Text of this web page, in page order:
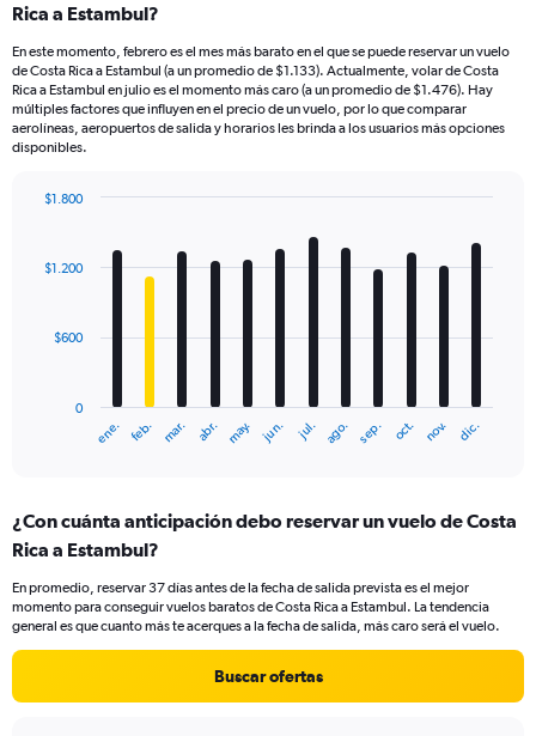
Rica a Estambul?
En este momento, febrero es el mes más barato en el que se puede reservar un vuelo
de Costa Rica a Estambul (a un promedio de $1.133). Actualmente, volar de Costa
Rica a Estambul en julio es el momento más caro (a un promedio de $1.476). Hay
múltiples factores que influyen en el precio de un vuelo, por lo que comparar
aerolíneas, aeropuertos de salida y horarios les brinda a los usuarios más opciones
disponibles.
with
12
The
Range:
12
The
chart
axis
ene. feb. mar. abr. may. jun. jul. ago. sep. oct. nov. dic.
0
$600
$1.200
$1.800
¿Con cuánta anticipación debo reservar un vuelo de Costa
Rica a Estambul?
En promedio, reservar 37 días antes de la fecha de salida prevista es el mejor
momento para conseguir vuelos baratos de Costa Rica a Estambul. La tendencia
general es que cuanto más te acerques a la fecha de salida, más caro será el vuelo.
Buscar ofertas